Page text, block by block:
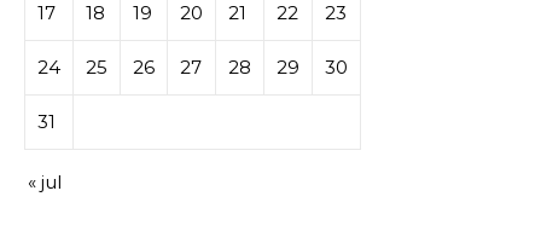
17 18 19 20 21 22 23
24 25 26 27 28 29 30
31
« jul